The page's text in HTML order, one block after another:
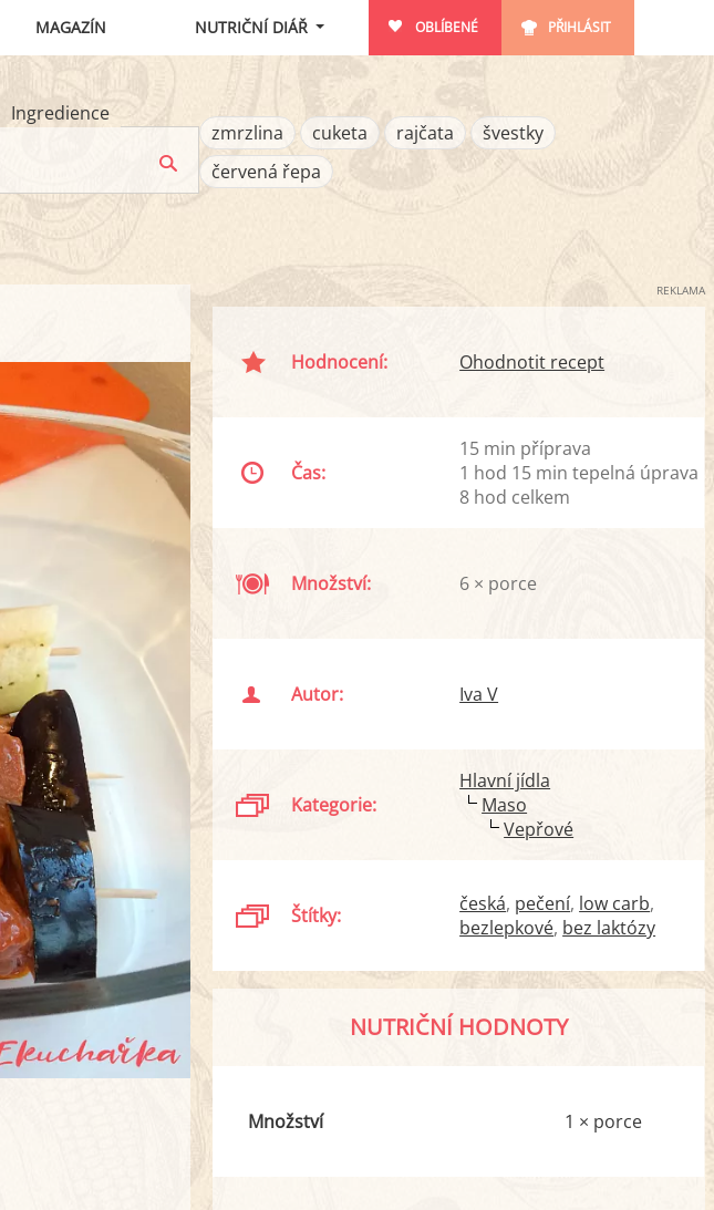
MAGAZÍN NUTRIČNÍ DIÁŘ OBLÍBENÉ PŘIHLÁSIT
Ingredience
zmrzlina
cuketa rajčata
švestky
červená řepa
REKLAMA
Hodnocení: Ohodnotit recept
Čas:
15 min příprava
1 hod 15 min tepelná úprava
8 hod celkem
Množství: 6 × porce
Autor: Iva V
Kategorie:
Hlavní jídla
Maso
Vepřové
Štítky: česká pečení low carb
bezlepkové bez laktózy
NUTRIČNÍ HODNOTY
Množství 1 × porce